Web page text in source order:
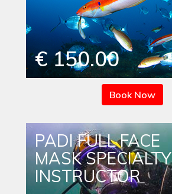
€ 150.00
Book Now
PADI FULL FACE
MASK SPECIALTY
INSTRUCTOR